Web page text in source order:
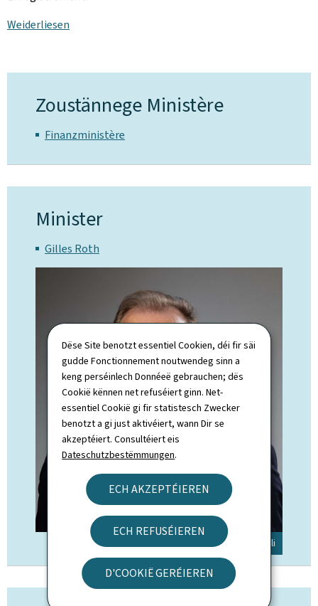
Dëse Site benotzt essentiel Cookien, déi fir säi
gudde Fonctionnement noutwendeg sinn a
keng perséinlech Donnéeë gebrauchen; dës
Cookië kënnen net refuséiert ginn. Net-
essentiel Cookië gi fir statistesch Zwecker
benotzt a gi just aktivéiert, wann Dir se
akzeptéiert. Consultéiert eis
Dateschutzbestëmmungen.
ECH AKZEPTÉIEREN
ECH REFUSÉIEREN
D'COOKIË GERÉIEREN
Weiderliesen
Zoustännege Ministère
Finanzministère
Minister
Gilles Roth
© SIP / Claude Piscitelli